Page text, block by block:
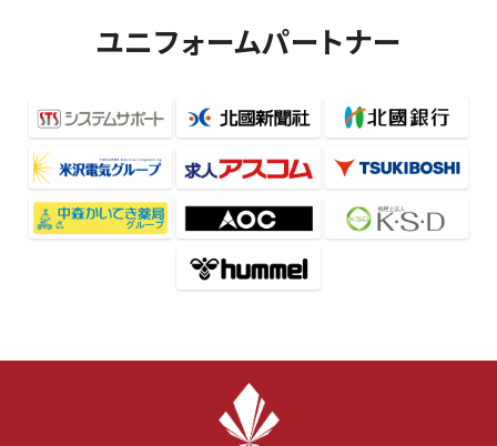
ユニフォームパートナー